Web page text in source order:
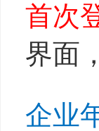
首次
界面
企业